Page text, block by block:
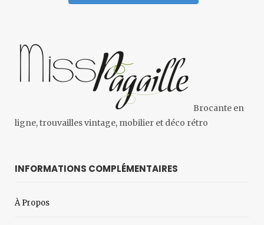
Brocante en
ligne, trouvailles vintage, mobilier et déco rétro
INFORMATIONS COMPLÉMENTAIRES
À Propos